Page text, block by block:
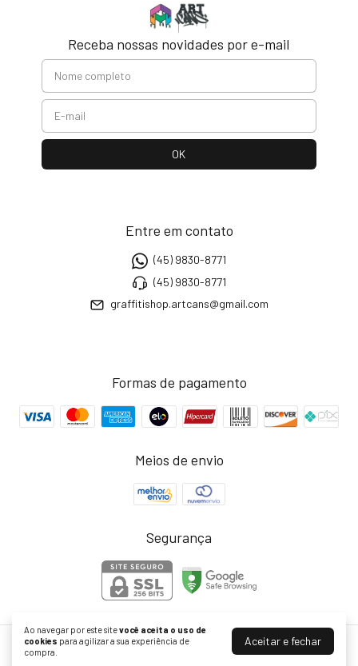
Ao navegar por este sitevocê aceita o uso de
cookies para agilizar a sua experiência de
compra.
Aceitar e fechar
Receba nossas novidades por e-mail
Entre em contato
(45) 9830-8771
(45) 9830-8771
graffitishop.artcans@gmail.com
Formas de pagamento
Meios de envio
Segurança